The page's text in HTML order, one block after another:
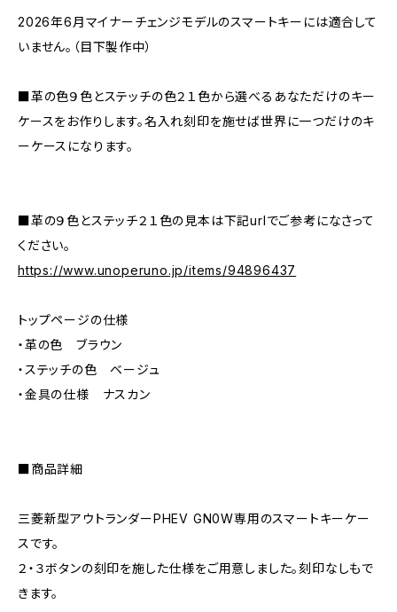
2026年6月マイナーチェンジモデルのスマートキーには適合して
いません。（目下製作中）
■革の色９色とステッチの色２１色から選べるあなただけのキー
ケースをお作りします。名入れ刻印を施せば世界に一つだけのキ
ーケースになります。
■革の９色とステッチ２１色の見本は下記urlでご参考になさって
ください。
https://www.unoperuno.jp/items/94896437
トップページの仕様
・革の色 ブラウン
・ステッチの色 ベージュ
・金具の仕様 ナスカン
■商品詳細
三菱新型アウトランダーPHEV GN0W専用のスマートキーケー
スです。
２・３ボタンの刻印を施した仕様をご用意しました。刻印なしもで
きます。